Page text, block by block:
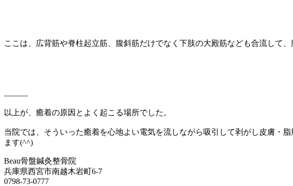
ここは、広背筋や脊柱起立筋、腹斜筋だけでなく下肢の大殿筋なども合流して
———
以上が、癒着の原因とよく起こる場所でした。
当院では、そういった癒着を心地よい電気を流しながら吸引して剥がし皮膚・
ます(^^)
Beau骨盤鍼灸整骨院
兵庫県西宮市南越木岩町6-7
0798-73-0777